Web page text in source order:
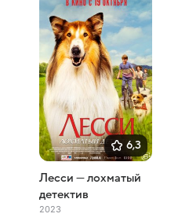
6,3
Лесси — лохматый
детектив
2023